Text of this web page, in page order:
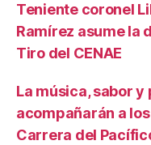
Teniente coronel
Ramírez asume la
Tiro del CENAE
La música, sabor y
acompañarán a
Carrera del